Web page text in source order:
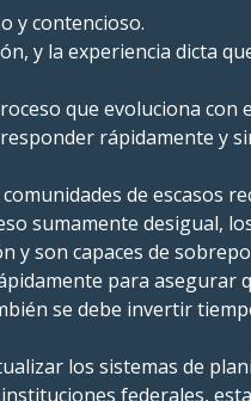
y contencioso.
y la experiencia dicta
que evoluciona con
rápidamente y
de escasos
sumamente desigual,
y son capaces de
para asegurar
se debe invertir
los sistemas de
federales,